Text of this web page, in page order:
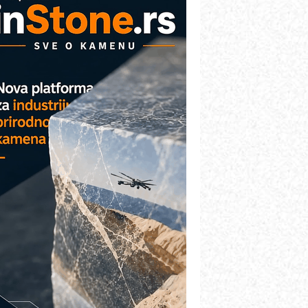
- Lim i mašine za savremena